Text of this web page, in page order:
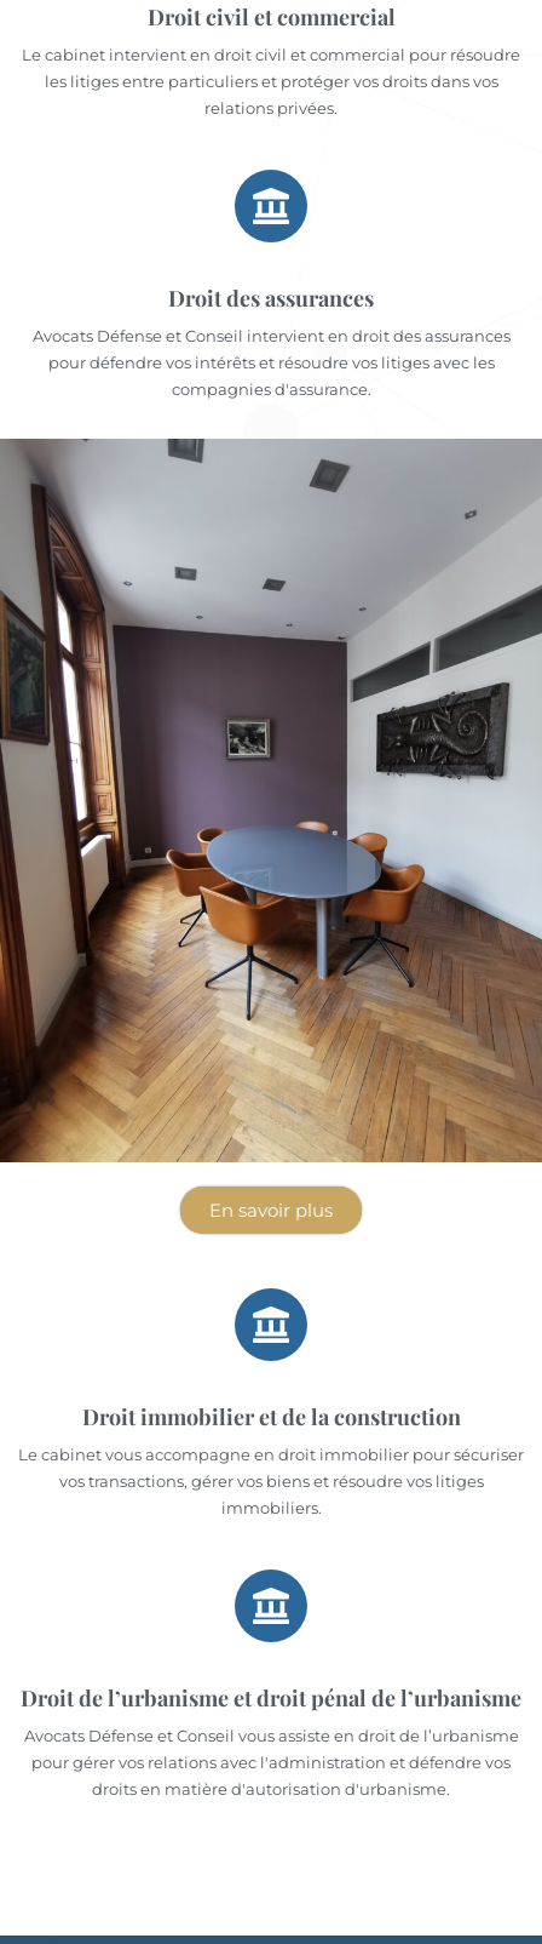
Droit civil et commercial
Le cabinet intervient en droit civil et commercial pour résoudre
les litiges entre particuliers et protéger vos droits dans vos
relations privées.
Droit des assurances
Avocats Défense et Conseil intervient en droit des assurances
pour défendre vos intérêts et résoudre vos litiges avec les
compagnies d'assurance.
En savoir plus
Droit immobilier et de la construction
Le cabinet vous accompagne en droit immobilier pour sécuriser
vos transactions, gérer vos biens et résoudre vos litiges
immobiliers.
Droit de l’urbanisme et droit pénal de l’urbanisme
Avocats Défense et Conseil vous assiste en droit de l’urbanisme
pour gérer vos relations avec l'administration et défendre vos
droits en matière d'autorisation d'urbanisme.